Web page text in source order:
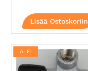
Lisää Ostoskoriin
ALE!